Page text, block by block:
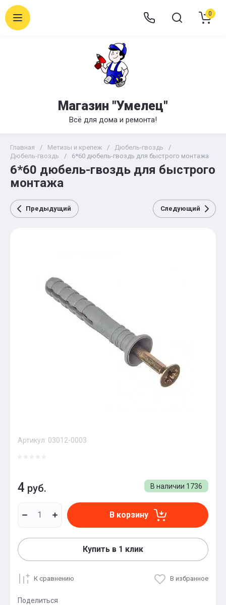
Магазин "Умелец"
Всё для дома и ремонта!
0
Главная / Метизы и крепеж / Дюбель-гвоздь
/
Дюбель-гвоздь
/ 6*60 дюбель-гвоздь для быстрого монтажа
6*60 дюбель-гвоздь для быстрого
монтажа
Предыдущий Следующий
Артикул: 03012-0003
В наличии 1736
4 руб.
В корзину
Купить в 1 клик
К сравнению В избранное
Поделиться